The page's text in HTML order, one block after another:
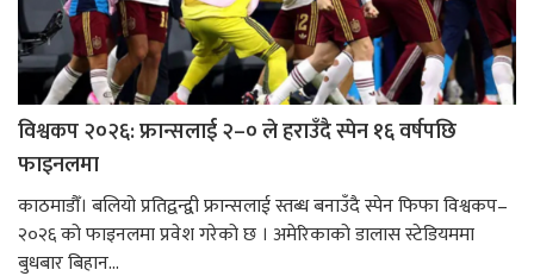
विश्वकप २०२६: फ्रान्सलाई २–० ले हराउँदै स्पेन १६ वर्षपछि
फाइनलमा
काठमाडौँ। बलियो प्रतिद्वन्द्वी फ्रान्सलाई स्तब्ध बनाउँदै स्पेन फिफा विश्वकप–
२०२६ को फाइनलमा प्रवेश गरेको छ । अमेरिकाको डालास स्टेडियममा
बुधबार बिहान...